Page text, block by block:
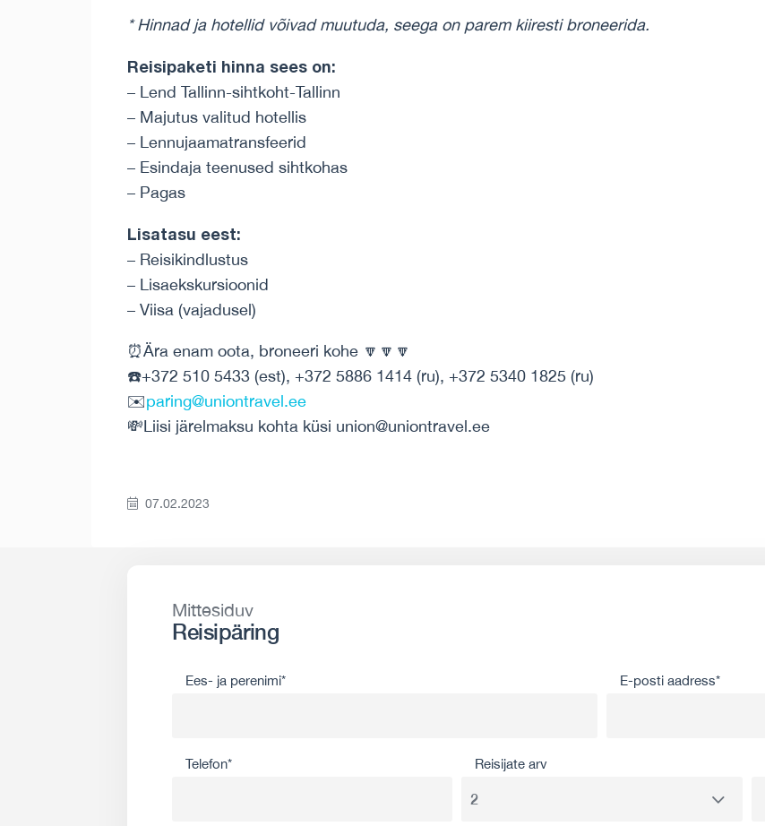
* Hinnad ja hotellid võivad muutuda, seega on parem kiiresti broneerida.
Reisipaketi hinna sees on:
– Lend Tallinn-sihtkoht-Tallinn
– Majutus valitud hotellis
– Lennujaamatransfeerid
– Esindaja teenused sihtkohas
– Pagas
Lisatasu eest:
– Reisikindlustus
– Lisaekskursioonid
– Viisa (vajadusel)
⏰Ära enam oota, broneeri kohe 🔽🔽🔽
☎️+372 510 5433 (est), +372 5886 1414 (ru), +372 5340 1825 (ru)
✉️paring@uniontravel.ee
💸Liisi järelmaksu kohta küsi union@uniontravel.ee
07.02.2023
Mittesiduv
Reisipäring
Ees- ja perenimi* E-posti aadress*
Telefon* Reisijate arv